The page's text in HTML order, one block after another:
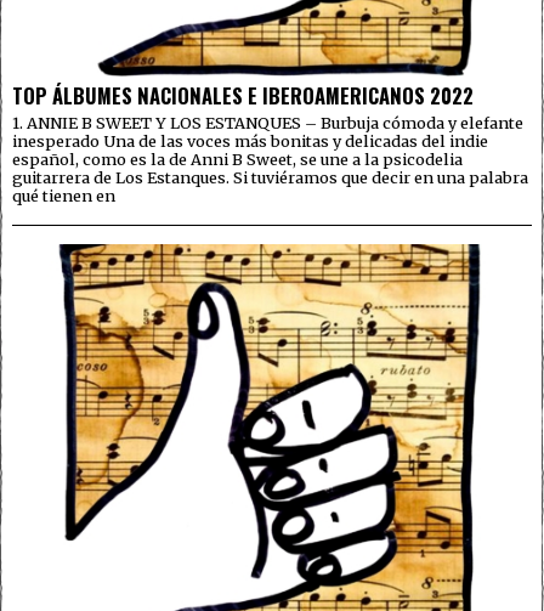
TOP ÁLBUMES NACIONALES E IBEROAMERICANOS 2022
1. ANNIE B SWEET Y LOS ESTANQUES – Burbuja cómoda y elefante
inesperado Una de las voces más bonitas y delicadas del indie
español, como es la de Anni B Sweet, se une a la psicodelia
guitarrera de Los Estanques. Si tuviéramos que decir en una palabra
qué tienen en